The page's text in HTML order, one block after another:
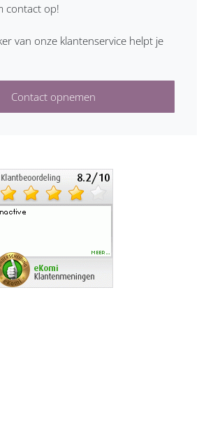
contact op!
van onze klantenservice helpt je
Contact opnemen